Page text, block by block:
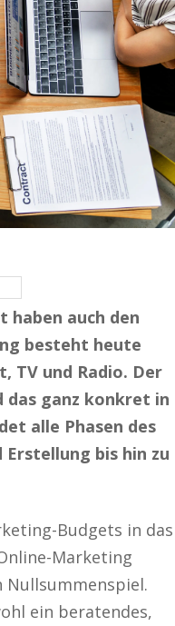
haben auch den
besteht heute
TV und Radio. Der
das ganz konkret in
alle Phasen des
bis hin zu
Budgets in das
Marketing
Nullsummenspiel.
ein beratendes,